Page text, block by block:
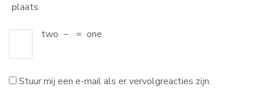
plaats.
two − = one
Stuur mij een e-mail als er vervolgreacties zijn.